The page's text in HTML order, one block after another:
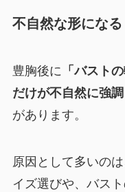
不自然な形になる
豊胸後に 「バスト
だけが不自然に強調
があります。
原因として多いの
イズ選びや、バス